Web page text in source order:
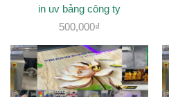
in uv bảng công ty
500,000₫